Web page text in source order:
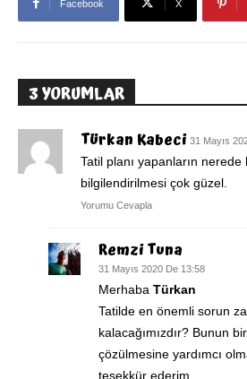
Facebook X
3 YORUMLAR
Türkan Kabeci 31 Mayıs
Tatil planı yapanların
bilgilendirilmesi çok güzel.
Yorumu Cevapla
Remzi Tuna
31 Mayıs 2020 De 13:58
Merhaba Türkan
Tatilde en önemli sorun
kalacağımızdır? Bunun
çözülmesine yardımcı
teşekkür ederim.